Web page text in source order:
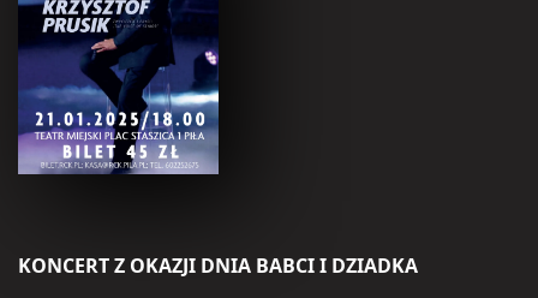
KONCERT Z OKAZJI DNIA BABCI I DZIADKA